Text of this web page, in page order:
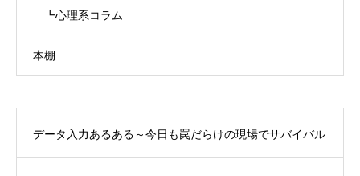
┗心理系コラム
本棚
データ入力あるある～今日も罠だらけの現場でサバイバル